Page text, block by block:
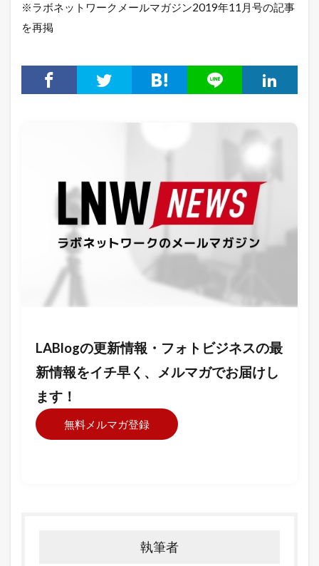
※ラボネットワークメールマガジン2019年11月号の記事
を再掲
LABlogの更新情報・フォトビジネスの最
新情報をイチ早く、メルマガでお届けし
ます！
無料メルマガ登録
執筆者